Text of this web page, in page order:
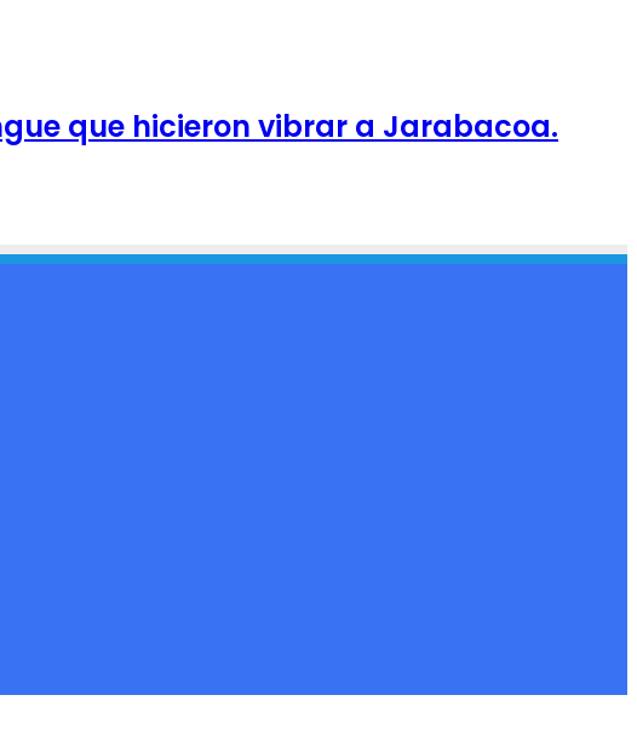
que hicieron vibrar a Jarabacoa.